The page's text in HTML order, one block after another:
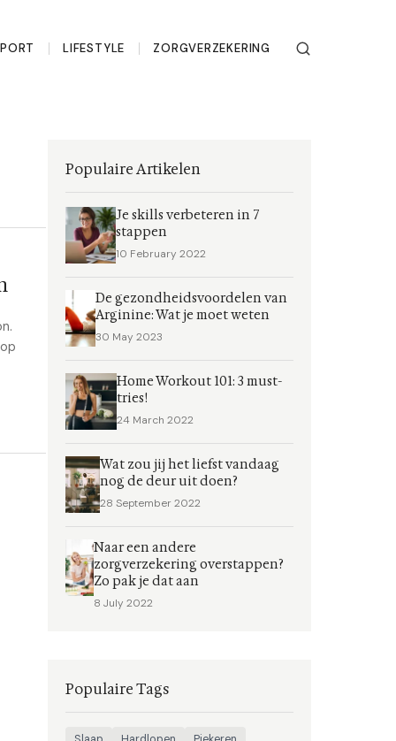
LIFESTYLE ZORGVERZEKERING
Populaire Artikelen
Je skills verbeteren in 7
stappen
10 February 2022
De gezondheidsvoordelen van
Arginine: Wat je moet weten
30 May 2023
Home Workout 101: 3 must-
tries!
24 March 2022
Wat zou jij het liefst vandaag
nog de deur uit doen?
28 September 2022
Naar een andere
zorgverzekering overstappen?
Zo pak je dat aan
8 July 2022
Populaire Tags